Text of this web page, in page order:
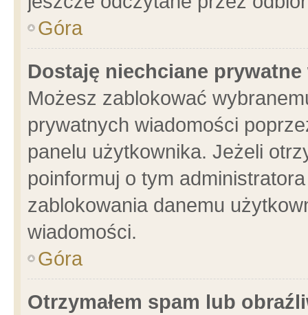
Góra
Dostaję niechciane
Możesz zablokować
prywatnych wiadomości
panelu użytkownika. Jeżeli
poinformuj o tym
zablokowania danemu
wiadomości.
Góra
Otrzymałem spam lub